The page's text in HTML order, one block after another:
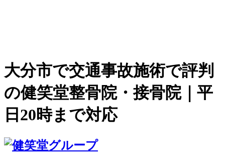
大分市で交通事故施術で評判
の健笑堂整骨院・接骨院｜平
日20時まで対応